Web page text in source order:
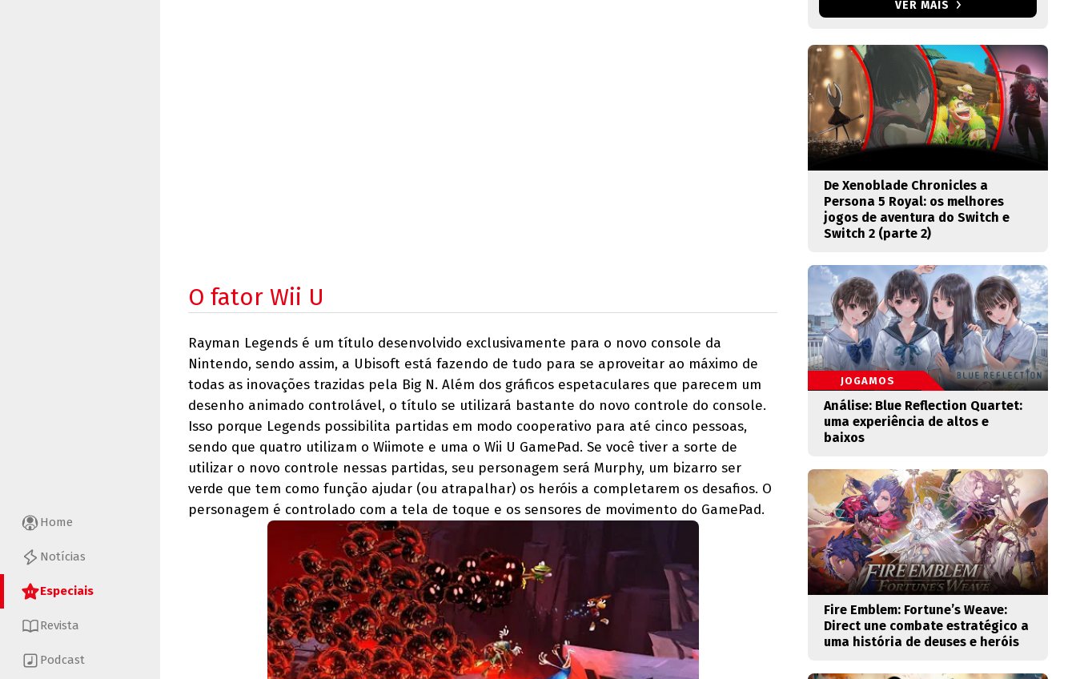
Home
Notícias
Especiais
Revista
Podcast
O fator Wii U
Rayman Legends é um título desenvolvido exclusivamente para o novo console da
Nintendo, sendo assim, a Ubisoft está fazendo de tudo para se aproveitar ao máximo de
todas as inovações trazidas pela Big N. Além dos gráficos espetaculares que parecem um
desenho animado controlável, o título se utilizará bastante do novo controle do console.
Isso porque Legends possibilita partidas em modo cooperativo para até cinco pessoas,
sendo que quatro utilizam o Wiimote e uma o Wii U GamePad. Se você tiver a sorte de
utilizar o novo controle nessas partidas, seu personagem será Murphy, um bizarro ser
verde que tem como função ajudar (ou atrapalhar) os heróis a completarem os desafios. O
personagem é controlado com a tela de toque e os sensores de movimento do GamePad.
VER MAIS
De Xenoblade Chronicles a
Persona 5 Royal: os melhores
jogos de aventura do Switch e
Switch 2 (parte 2)
JOGAMOS
Análise: Blue Reflection Quartet:
uma experiência de altos e
baixos
Fire Emblem: Fortune’s Weave:
Direct une combate estratégico a
uma história de deuses e heróis